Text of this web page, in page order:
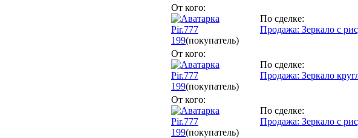
От кого:
Pir.777
199(покупатель)
По сделке:
Продажа: Зеркало с
От кого:
Pir.777
199(покупатель)
По сделке:
Продажа: Зеркало
От кого:
Pir.777
199(покупатель)
По сделке:
Продажа: Зеркало с